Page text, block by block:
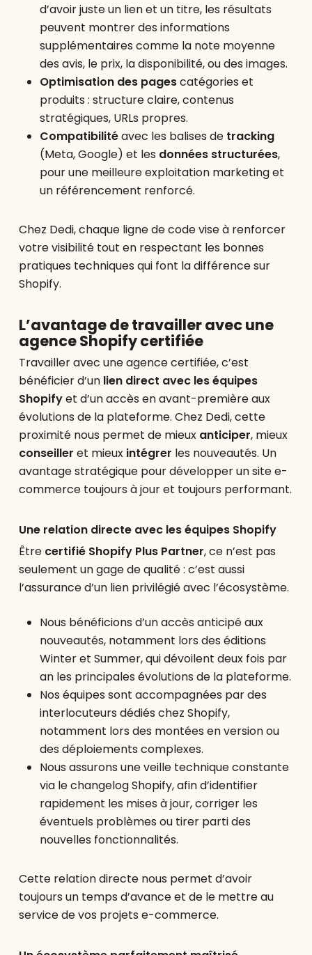
d’avoir juste un lien et un titre, les résultats
peuvent montrer des informations
supplémentaires comme la note moyenne
des avis, le prix, la disponibilité, ou des images.
Optimisation des pagescatégories et
produits : structure claire, contenus
stratégiques, URLs propres.
Compatibilitéavec les balises de tracking
(Meta, Google) et les données structurées,
pour une meilleure exploitation marketing et
un référencement renforcé.
Chez Dedi, chaque ligne de code vise à renforcer
votre visibilité tout en respectant les bonnes
pratiques techniques qui font la différence sur
Shopify.
L’avantage de travailler avec une
agence Shopify certifiée
Travailler avec une agence certifiée, c’est
bénéficier d’un lien direct avec les équipes
Shopifyet d’un accès en avant-première aux
évolutions de la plateforme. Chez Dedi, cette
proximité nous permet de mieux anticiper, mieux
conseiller et mieux intégrer les nouveautés. Un
avantage stratégique pour développer un site e-
commerce toujours à jour et toujours performant.
Une relation directe avec les équipes Shopify
Être certifié Shopify Plus Partner, ce n’est pas
seulement un gage de qualité : c’est aussi
l’assurance d’un lien privilégié avec l’écosystème.
Nous bénéficions d’un accès anticipé aux
nouveautés, notamment lors des éditions
Winter et Summer, qui dévoilent deux fois par
an les principales évolutions de la plateforme.
Nos équipes sont accompagnées par des
interlocuteurs dédiés chez Shopify,
notamment lors des montées en version ou
des déploiements complexes.
Nous assurons une veille technique constante
via le changelog Shopify, afin d’identifier
rapidement les mises à jour, corriger les
éventuels problèmes ou tirer parti des
nouvelles fonctionnalités.
Cette relation directe nous permet d’avoir
toujours un temps d’avance et de le mettre au
service de vos projets e-commerce.